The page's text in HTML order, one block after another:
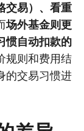
交易）、看重
场外基金则更
惯自动扣款的
规则和费用结
的交易习惯进